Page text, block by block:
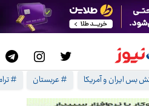
بس ایران و آمریکا # عربستان #